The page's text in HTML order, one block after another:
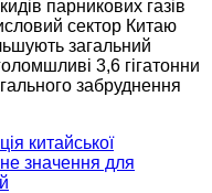
парникових газів
сектор Китаю
загальний
3,6 гігатонни
забруднення
китайської
значення для